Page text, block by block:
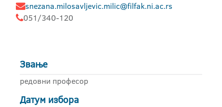
snezana.milosavljevic.milic@filfak.ni.ac.rs
051/340-120
Звање
редовни професор
Датум избора